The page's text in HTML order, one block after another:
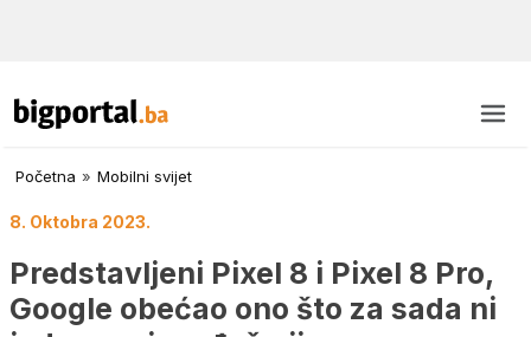
Početna » Mobilni svijet
8. Oktobra 2023.
Predstavljeni Pixel 8 i Pixel 8 Pro,
Google obećao ono što za sada ni